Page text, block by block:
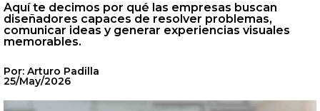
Aquí te decimos por qué las empresas buscan
diseñadores capaces de resolver problemas,
comunicar ideas y generar experiencias visuales
memorables.
Por: Arturo Padilla
25/May/2026